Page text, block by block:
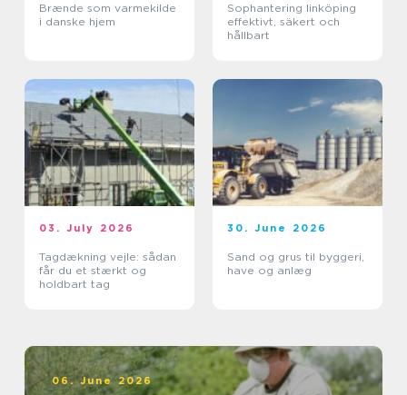
Brænde som varmekilde
i danske hjem
Sophantering linköping
effektivt, säkert och
hållbart
03. July 2026
Tagdækning vejle: sådan
får du et stærkt og
holdbart tag
30. June 2026
Sand og grus til byggeri,
have og anlæg
06. June 2026